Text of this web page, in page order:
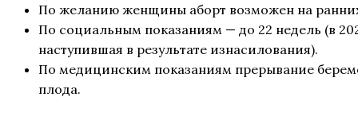
По желанию женщины аборт возможен на
По социальным показаниям — до 22 недель (в
наступившая в результате изнасилования).
По медицинским показаниям прерывание
плода.